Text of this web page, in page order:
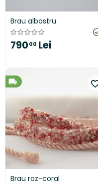
Brau albastru
79000 Lei
Brau roz-coral